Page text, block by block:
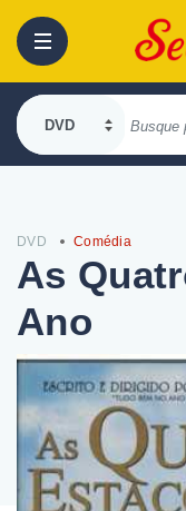
DVD Comédia
As
Ano